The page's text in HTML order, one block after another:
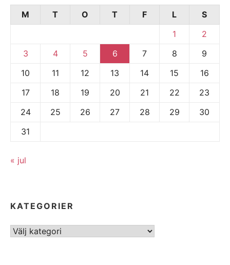
M
T O T F L
S
1
2
3
4 5 6 7 8
9
10
11 12 13 14 15
16
17
18 19 20 21 22
23
24
25 26 27 28 29
30
31
« jul
KATEGORIER
Kategorier